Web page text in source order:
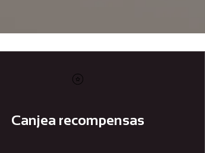
Canjea recompensas